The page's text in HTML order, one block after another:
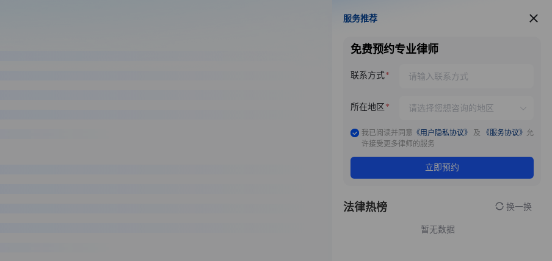
服务推荐
服务推荐
免费预约专业律师
联系方式
所在地区
我已阅读并同意 《用户隐私协议》 及 《服务协议》 允
许接受更多律师的服务
立即预约
法律热榜 换一换
暂无数据